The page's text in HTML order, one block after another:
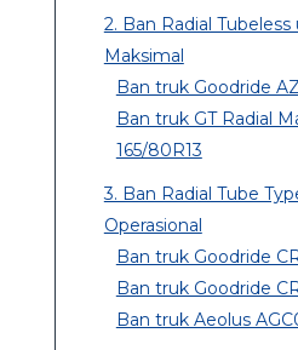
2. Ban Radial
Maksimal
Ban truk Goodride
Ban truk GT Radial
165/80R13
3. Ban Radial Tube
Operasional
Ban truk Goodride
Ban truk Goodride
Ban truk Aeolus